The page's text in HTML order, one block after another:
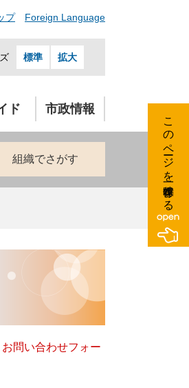
プ Foreign Language
標準 拡大
ド 市政情報
組織でさがす
問い合わせフォー
このページを一時保存する